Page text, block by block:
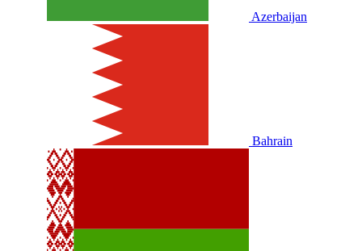
Azerbaijan
Bahrain